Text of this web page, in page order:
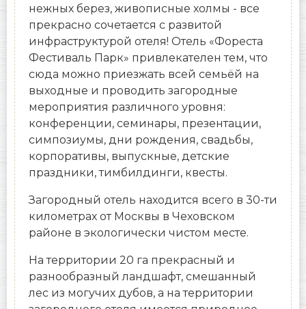
нежных берез, живописные холмы - все
прекрасно сочетается с развитой
инфраструктурой отеля! Отель «Фореста
Фестиваль Парк» привлекателен тем, что
сюда можно приезжать всей семьёй на
выходные и проводить загородные
мероприятия различного уровня:
конференции, семинары, презентации,
симпозиумы, дни рождения, свадьбы,
корпоративы, выпускные, детские
праздники, тимбилдинги, квесты.
Загородный отель находится всего в 30-ти
километрах от Москвы в Чеховском
районе в экологически чистом месте.
На территории 20 га прекрасный и
разнообразный ландшафт, смешанный
лес из могучих дубов, а на территории